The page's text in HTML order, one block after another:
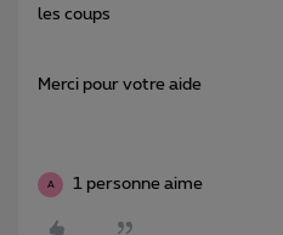
les coups
Merci pour votre aide
A 1 personne aime